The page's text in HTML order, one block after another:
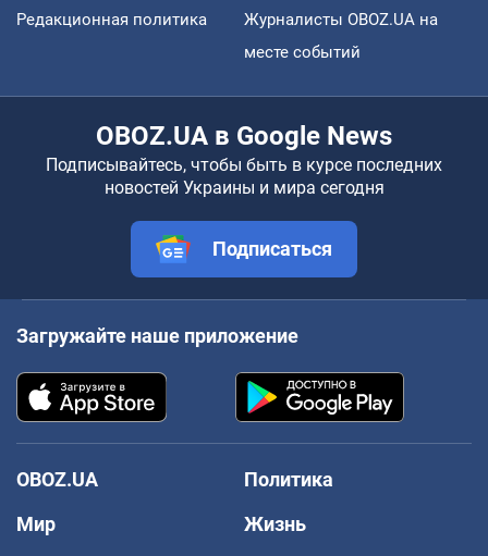
Редакционная политика
Журналисты OBOZ.UA на
месте событий
OBOZ.UA в Google News
Подписывайтесь, чтобы быть в курсе последних
новостей Украины и мира сегодня
Подписаться
Загружайте наше приложение
OBOZ.UA
Политика
Мир
Жизнь